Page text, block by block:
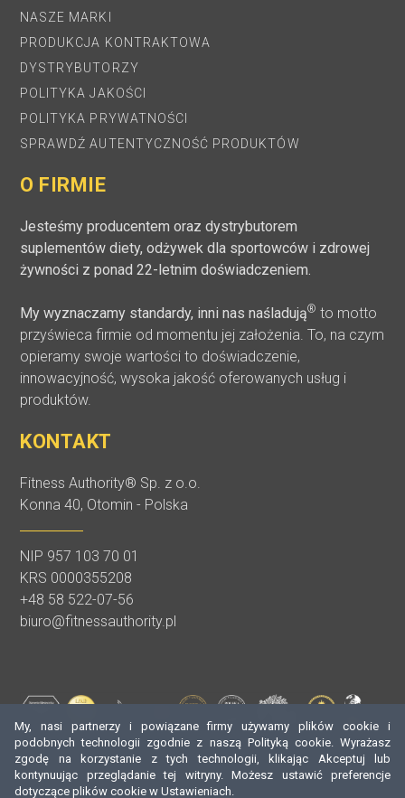
My, nasi partnerzy i powiązane firmy używamy plików cookie i
podobnych technologii zgodnie z naszą Polityką cookie. Wyrażasz
zgodę na korzystanie z tych technologii, klikając Akceptuj lub
kontynuując przeglądanie tej witryny. Możesz ustawić preferencje
dotyczące plików cookie w Ustawieniach.
NASZE MARKI
PRODUKCJA KONTRAKTOWA
DYSTRYBUTORZY
POLITYKA JAKOŚCI
POLITYKA PRYWATNOŚCI
SPRAWDŹ AUTENTYCZNOŚĆ PRODUKTÓW
O FIRMIE
Jesteśmy producentem oraz dystrybutorem
suplementów diety, odżywek dla sportowców i zdrowej
żywności z ponad 22-letnim doświadczeniem.
My wyznaczamy standardy, inni nas naśladują® to motto
przyświeca firmie od momentu jej założenia. To, na czym
opieramy swoje wartości to doświadczenie,
innowacyjność, wysoka jakość oferowanych usług i
produktów.
KONTAKT
Fitness Authority® Sp. z o.o.
Konna 40, Otomin - Polska
NIP 957 103 70 01
KRS 0000355208
+48 58 522-07-56
biuro@fitnessauthority.pl